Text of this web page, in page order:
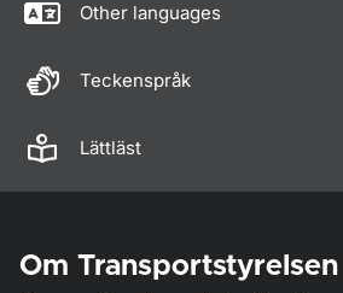
Other languages
Teckenspråk
Lättläst
Om Transportstyrelsen